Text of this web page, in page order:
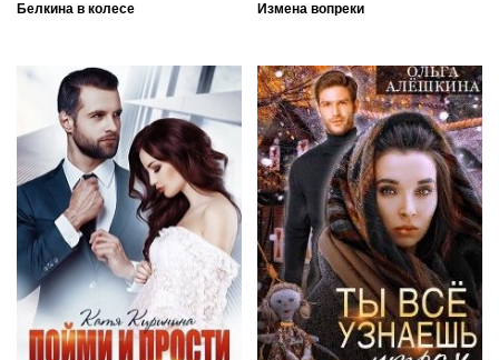
Белкина в колесе Измена вопреки